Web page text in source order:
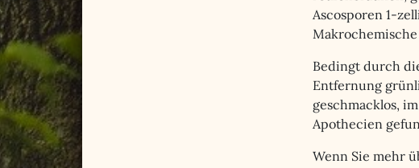
Ascosporen 1-
Bedingt durch
Entfernung
geschmacklos,
Apothecien
Wenn Sie mehr